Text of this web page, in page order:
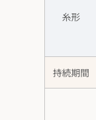
糸形
持続期間